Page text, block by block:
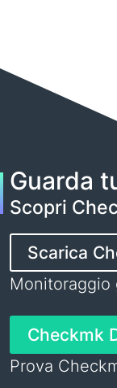
Guarda
Scopri
Scarica
Monitoraggio
Checkmk
Prova